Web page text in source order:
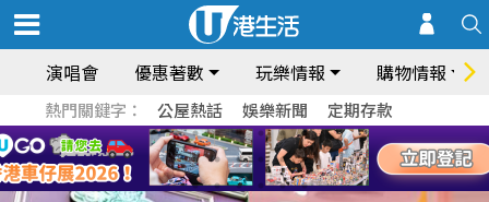
演唱會 優惠著數 玩樂情報 購物情報
熱門關鍵字： 公屋熱話 娛樂新聞 定期存款